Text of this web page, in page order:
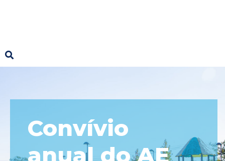
Convívio
anual do AE